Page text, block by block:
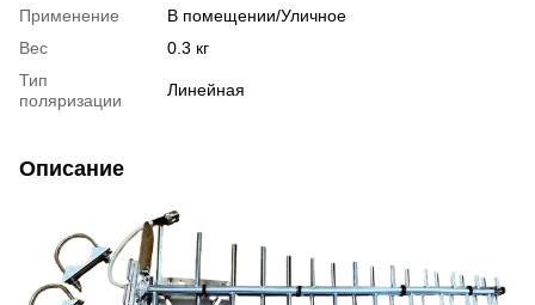
Применение
В помещении/Уличное
Вес
0.3 кг
Тип
поляризации
Линейная
Описание